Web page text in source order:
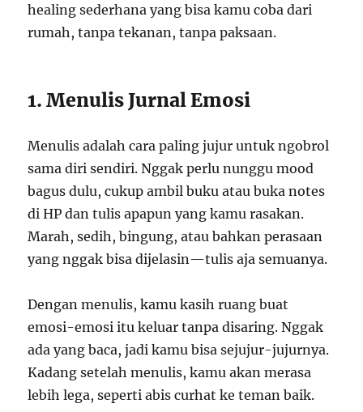
healing sederhana yang bisa kamu coba dari
rumah, tanpa tekanan, tanpa paksaan.
1. Menulis Jurnal Emosi
Menulis adalah cara paling jujur untuk ngobrol
sama diri sendiri. Nggak perlu nunggu mood
bagus dulu, cukup ambil buku atau buka notes
di HP dan tulis apapun yang kamu rasakan.
Marah, sedih, bingung, atau bahkan perasaan
yang nggak bisa dijelasin—tulis aja semuanya.
Dengan menulis, kamu kasih ruang buat
emosi-emosi itu keluar tanpa disaring. Nggak
ada yang baca, jadi kamu bisa sejujur-jujurnya.
Kadang setelah menulis, kamu akan merasa
lebih lega, seperti abis curhat ke teman baik.